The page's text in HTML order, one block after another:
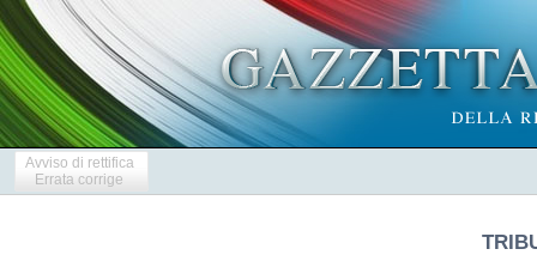
Avviso di rettifica
Errata corrige